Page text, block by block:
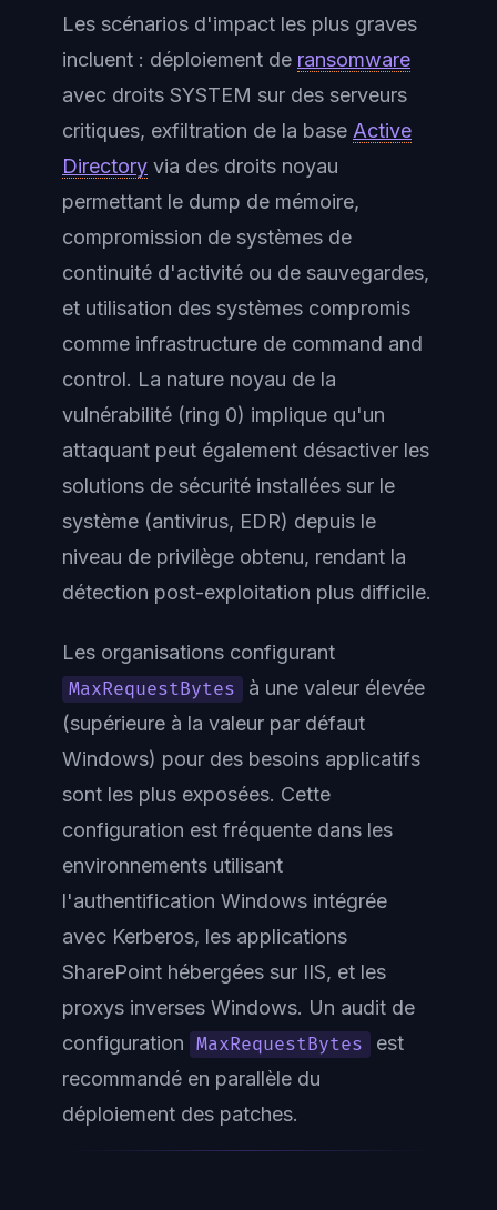
Les scénarios d'impact les plus graves
incluent : déploiement de ransomware
avec droits SYSTEM sur des serveurs
critiques, exfiltration de la base Active
Directory via des droits noyau
permettant le dump de mémoire,
compromission de systèmes de
continuité d'activité ou de sauvegardes,
et utilisation des systèmes compromis
comme infrastructure de command and
control. La nature noyau de la
vulnérabilité (ring 0) implique qu'un
attaquant peut également désactiver les
solutions de sécurité installées sur le
système (antivirus, EDR) depuis le
niveau de privilège obtenu, rendant la
détection post-exploitation plus difficile.
Les organisations configurant
MaxRequestBytes
à une valeur élevée
(supérieure à la valeur par défaut
Windows) pour des besoins applicatifs
sont les plus exposées. Cette
configuration est fréquente dans les
environnements utilisant
l'authentification Windows intégrée
avec Kerberos, les applications
SharePoint hébergées sur IIS, et les
proxys inverses Windows. Un audit de
configuration
MaxRequestBytes
est
recommandé en parallèle du
déploiement des patches.